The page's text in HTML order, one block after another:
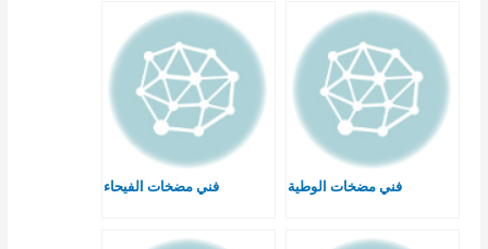
فني مضخات الوطية فني مضخات الفيحاء